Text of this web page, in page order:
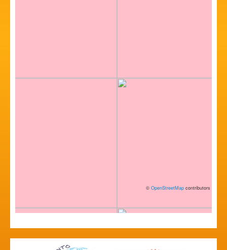
© OpenStreetMap contributors